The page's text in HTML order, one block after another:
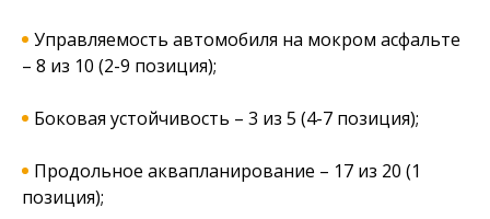
Управляемость автомобиля на мокром асфальте
– 8 из 10 (2-9 позиция);
Боковая устойчивость – 3 из 5 (4-7 позиция);
Продольное аквапланирование – 17 из 20 (1
позиция);